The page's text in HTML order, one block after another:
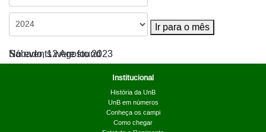
Ir para o mês
Sábado, 12 Agosto 2023
No events were found
Institucional
História da UnB
UnB em números
Conheça os campi
Como chegar